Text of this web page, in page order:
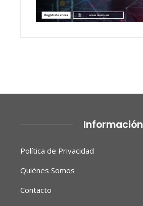
Información
Política de Privacidad
Quiénes Somos
Contacto